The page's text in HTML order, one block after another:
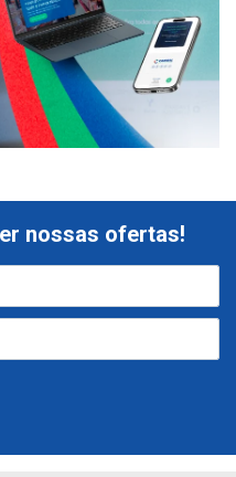
nossas ofertas!